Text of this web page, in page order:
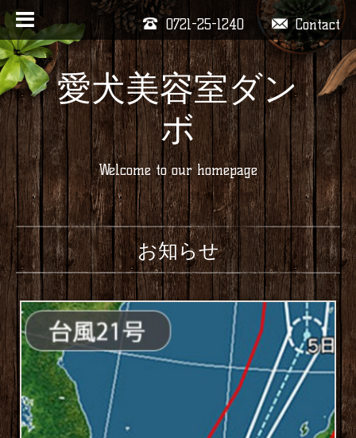
Contact
0721-25-1240
愛犬美容室ダン
ボ
Welcome to our homepage
お知らせ